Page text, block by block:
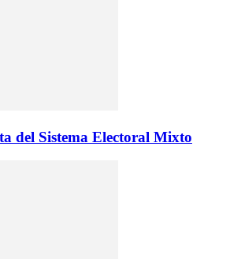
del Sistema Electoral Mixto